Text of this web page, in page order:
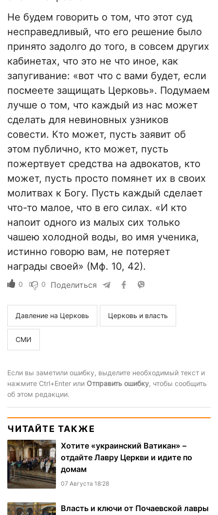
Не будем говорить о том, что этот суд
несправедливый, что его решение было
принято задолго до того, в совсем других
кабинетах, что это не что иное, как
запугивание: «вот что с вами будет, если
посмеете защищать Церковь». Подумаем
лучше о том, что каждый из нас может
сделать для невиновных узников
совести. Кто может, пусть заявит об
этом публично, кто может, пусть
пожертвует средства на адвокатов, кто
может, пусть просто помянет их в своих
молитвах к Богу. Пусть каждый сделает
что-то малое, что в его силах. «И кто
напоит одного из малых сих только
чашею холодной воды, во имя ученика,
истинно говорю вам, не потеряет
награды своей» (Мф. 10, 42).
0 0 Поделиться
Давление на Церковь Церковь и власть
СМИ
Если вы заметили ошибку, выделите необходимый текст и
нажмите Ctrl+Enter или Отправить ошибку, чтобы сообщить
об этом редакции.
ЧИТАЙТЕ ТАКЖЕ
Хотите «украинский Ватикан» –
отдайте Лавру Церкви и идите по
домам
07 Августа 18:28
Власть и ключи от Почаевской лавры